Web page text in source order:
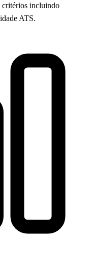
critérios incluindo
ATS.